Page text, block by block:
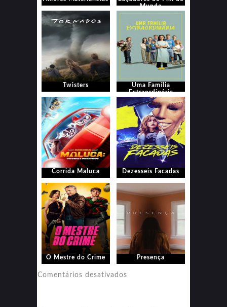
Mundo
Twisters
Uma Família
Extraordinária
Corrida Maluca Dezesseis Facadas
O Mestre do Crime Presença
Comentários desativados